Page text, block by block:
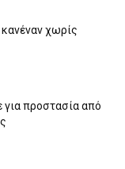
χωρίς
για προστασία από